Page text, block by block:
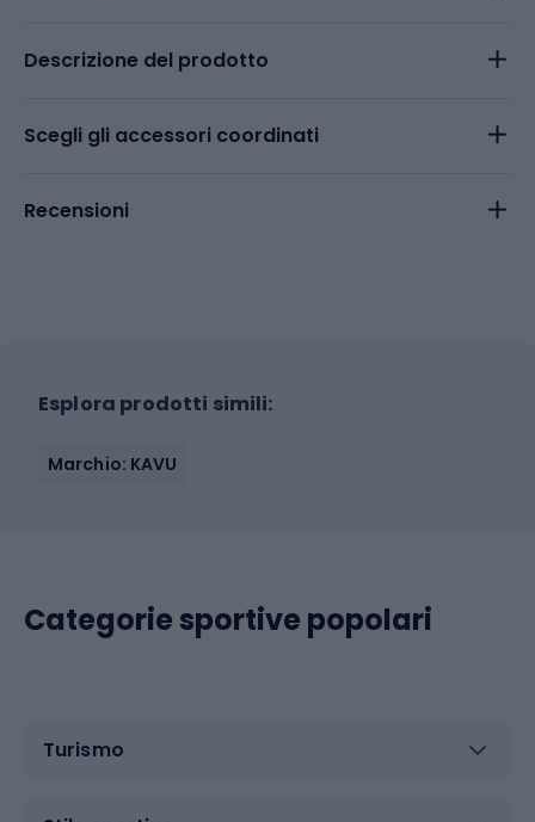
Descrizione del prodotto
Scegli gli accessori coordinati
Recensioni
Esplora prodotti simili:
Marchio: KAVU
Categorie sportive popolari
Turismo